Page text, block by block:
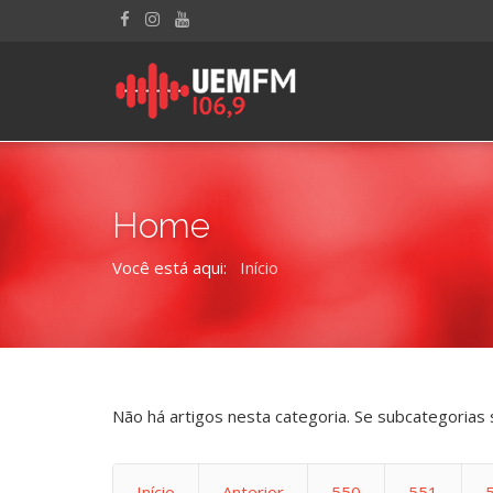
Home
Você está aqui: Início
Não há artigos nesta categoria. Se